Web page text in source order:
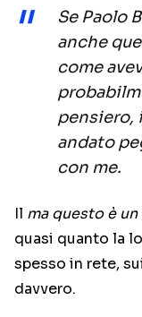
Se Paolo
anche
come
pensiero,
andato
con me.
Il ma questo è
quasi quanto la
spesso in rete,
davvero.